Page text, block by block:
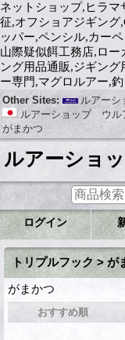
ネットショップ,ヒラマ
征,オフショアジギング
ッパー,ペンシル,カー
山際疑似餌工務店,ロー
ング用品通販,ジギン
ー専門,マグロルアー,
Other Sites:
ルアー
ルアーショップ ウル
がまかつ
ルアーショ
ログイン
トリプルフック > が
がまかつ
おすすめ順